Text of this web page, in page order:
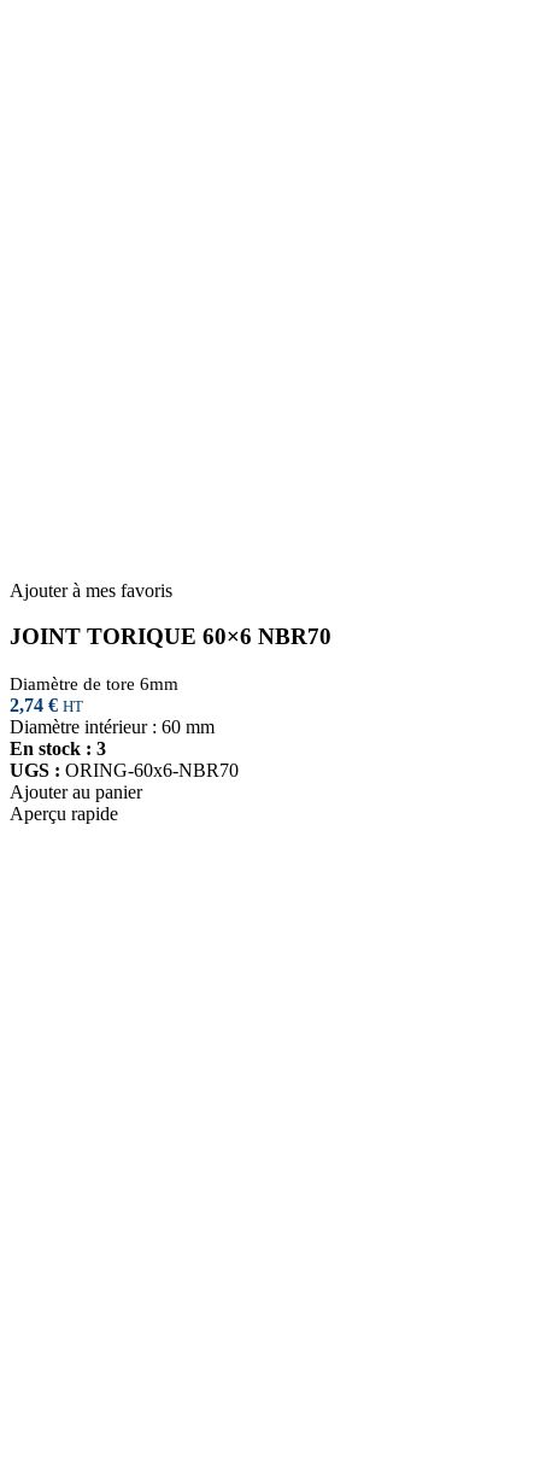
Ajouter à mes favoris
JOINT TORIQUE 60×6 NBR70
Diamètre de tore 6mm
2,74 € HT
Diamètre intérieur : 60 mm
En stock : 3
UGS : ORING-60x6-NBR70
Ajouter au panier
Aperçu rapide